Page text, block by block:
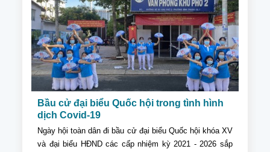
Bầu cử đại biểu Quốc hội trong tình hình
dịch Covid-19
Ngày hội toàn dân đi bầu cử đại biểu Quốc hội khóa XV
và đại biểu HĐND các cấp nhiệm kỳ 2021 - 2026 sắp